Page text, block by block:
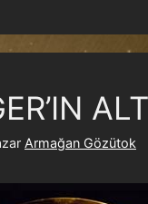
Armağan Gözütok